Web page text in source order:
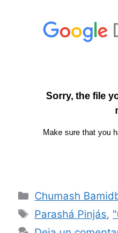
Chumash
Parashá Pinjás,